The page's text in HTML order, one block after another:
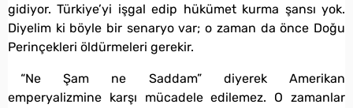
gidiyor. Türkiye’yi işgal edip hükümet kurma şansı yok.
Diyelim ki böyle bir senaryo var; o zaman da önce Doğu
Perinçekleri öldürmeleri gerekir.
“Ne Şam ne Saddam” diyerek Amerikan
emperyalizmine karşı mücadele edilemez. O zamanlar